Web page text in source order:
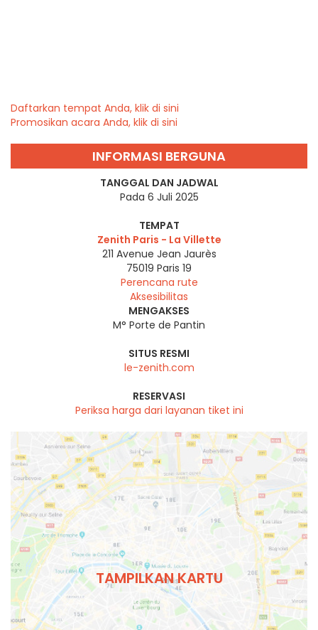
Daftarkan tempat Anda, klik di sini
Promosikan acara Anda, klik di sini
INFORMASI BERGUNA
TANGGAL DAN JADWAL
Pada 6 Juli 2025
TEMPAT
Zenith Paris - La Villette
211 Avenue Jean Jaurès
75019 Paris 19
Perencana rute
Aksesibilitas
MENGAKSES
M° Porte de Pantin
SITUS RESMI
le-zenith.com
RESERVASI
Periksa harga dari layanan tiket ini
TAMPILKAN KARTU